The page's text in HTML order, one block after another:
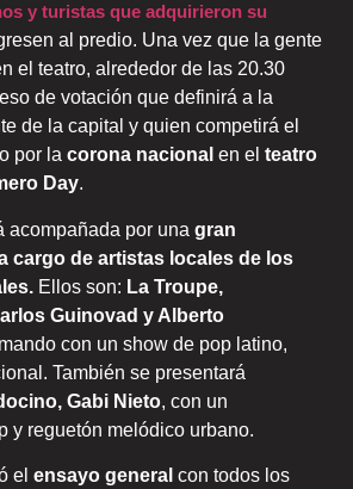
y turistas que adquirieron su
al predio. Una vez que la gente
el teatro, alrededor de las 20.30
de votación que definirá a la
de la capital y quien competirá el
por la corona nacional en el teatro
Day.
acompañada por una gran
cargo de artistas locales de los
Ellos son: La Troupe,
Guinovad y Alberto
con un show de pop latino,
También se presentará
Gabi Nieto, con un
y reguetón melódico urbano.
el ensayo general con todos los